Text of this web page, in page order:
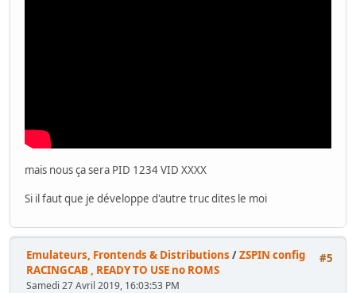
mais nous ça sera PID 1234 VID XXXX
Si il faut que je développe d'autre truc dites le moi
#5
Emulateurs, Frontends & Distributions /ZSPIN config
RACINGCAB , READY TO USE no ROMS
Samedi 27 Avril 2019, 16:03:53 PM